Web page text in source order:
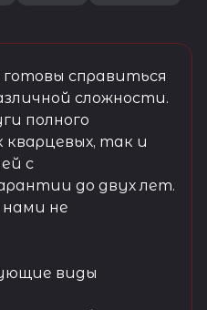
справиться
сложности.
полного
кварцевых, так и
с
до двух лет.
не
виды